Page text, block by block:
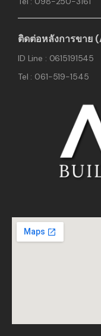
ติดต่อหลังการขาย
ID Line : 0615191545
Tel : 061-519-1545